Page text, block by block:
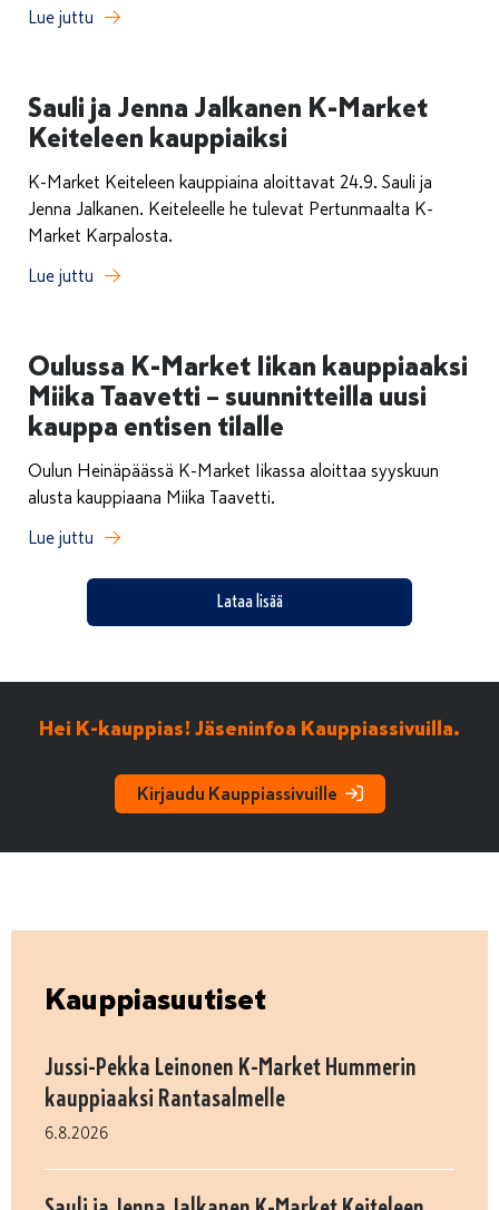
Lue juttu
Sauli ja Jenna Jalkanen K-Market
Keiteleen kauppiaiksi
K-Market Keiteleen kauppiaina aloittavat 24.9. Sauli ja
Jenna Jalkanen. Keiteleelle he tulevat Pertunmaalta K-
Market Karpalosta.
Lue juttu
Oulussa K-Market Iikan kauppiaaksi
Miika Taavetti – suunnitteilla uusi
kauppa entisen tilalle
Oulun Heinäpäässä K-Market Iikassa aloittaa syyskuun
alusta kauppiaana Miika Taavetti.
Lue juttu
Lataa lisää
Hei K-kauppias! Jäseninfoa Kauppiassivuilla.
Kirjaudu Kauppiassivuille
Kauppiasuutiset
Jussi-Pekka Leinonen K-Market Hummerin
kauppiaaksi Rantasalmelle
6.8.2026